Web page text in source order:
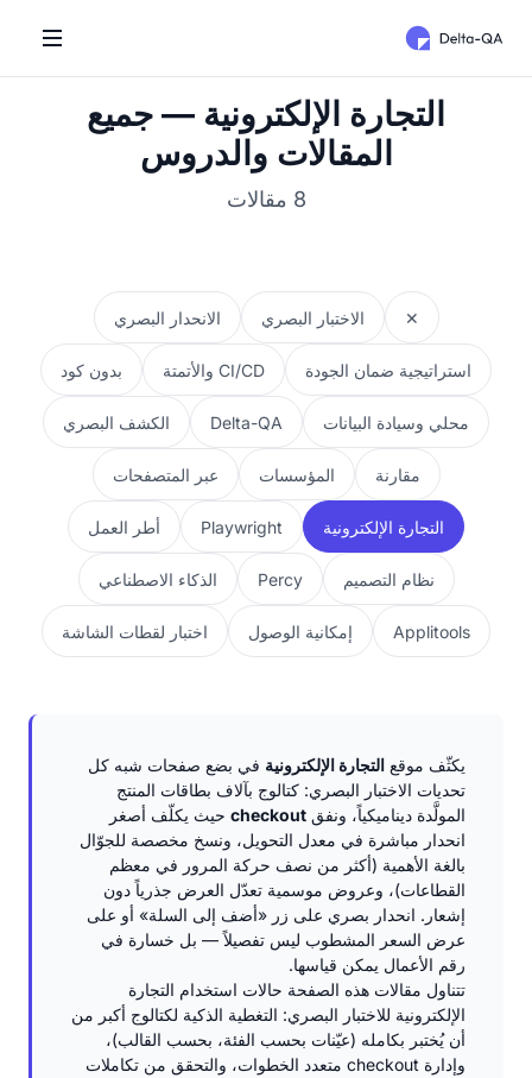
التجارة الإلكترونية — جميع
المقالات والدروس
8 مقالات
✕ الاختبار البصري الانحدار البصري
استراتيجية ضمان الجودة CI/CD والأتمتة بدون كود
محلي وسيادة البيانات Delta-QA الكشف البصري
مقارنة المؤسسات عبر المتصفحات
التجارة الإلكترونية Playwright أطر العمل
نظام التصميم Percy الذكاء الاصطناعي
Applitools إمكانية الوصول اختبار لقطات الشاشة
يكثّف موقع التجارة الإلكترونية في بضع صفحات شبه كل
تحديات الاختبار البصري: كتالوج بآلاف بطاقات المنتج
المولَّدة ديناميكياً، ونفق checkout حيث يكلّف أصغر
انحدار مباشرة في معدل التحويل، ونسخ مخصصة للجوّال
بالغة الأهمية (أكثر من نصف حركة المرور في معظم
القطاعات)، وعروض موسمية تعدّل العرض جذرياً دون
إشعار. انحدار بصري على زر «أضف إلى السلة» أو على
عرض السعر المشطوب ليس تفصيلاً — بل خسارة في
رقم الأعمال يمكن قياسها.
تتناول مقالات هذه الصفحة حالات استخدام التجارة
الإلكترونية للاختبار البصري: التغطية الذكية لكتالوج أكبر من
أن يُختبر بكامله (عيّنات بحسب الفئة، بحسب القالب)،
وإدارة checkout متعدد الخطوات، والتحقق من تكاملات